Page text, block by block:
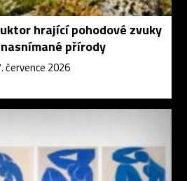
hrající pohodové zvuky
přírody
července 2026